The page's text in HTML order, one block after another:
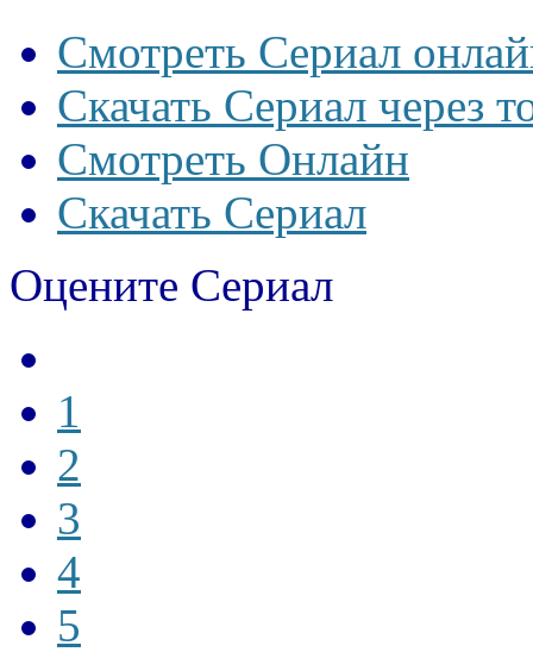
Смотреть Сериал
Скачать Сериал через
Смотреть Онлайн
Скачать Сериал
Оцените Сериал
1
2
3
4
5